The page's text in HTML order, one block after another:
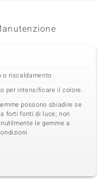
o riscaldamento
per intensificare il colore.
possono sbiadire se
forti fonti di luce; non
le gemme a